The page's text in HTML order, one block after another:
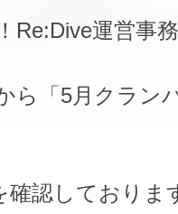
Re:Dive運営事
ら「5月クラン
確認しておりま